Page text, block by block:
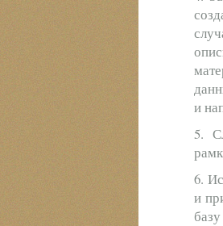
и
5.
6.
и